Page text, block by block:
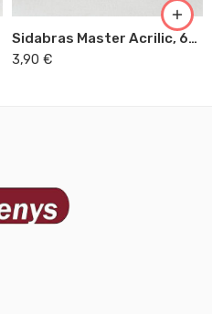
Sidabras Master Acrilic, 60ml (51)
3,90 €